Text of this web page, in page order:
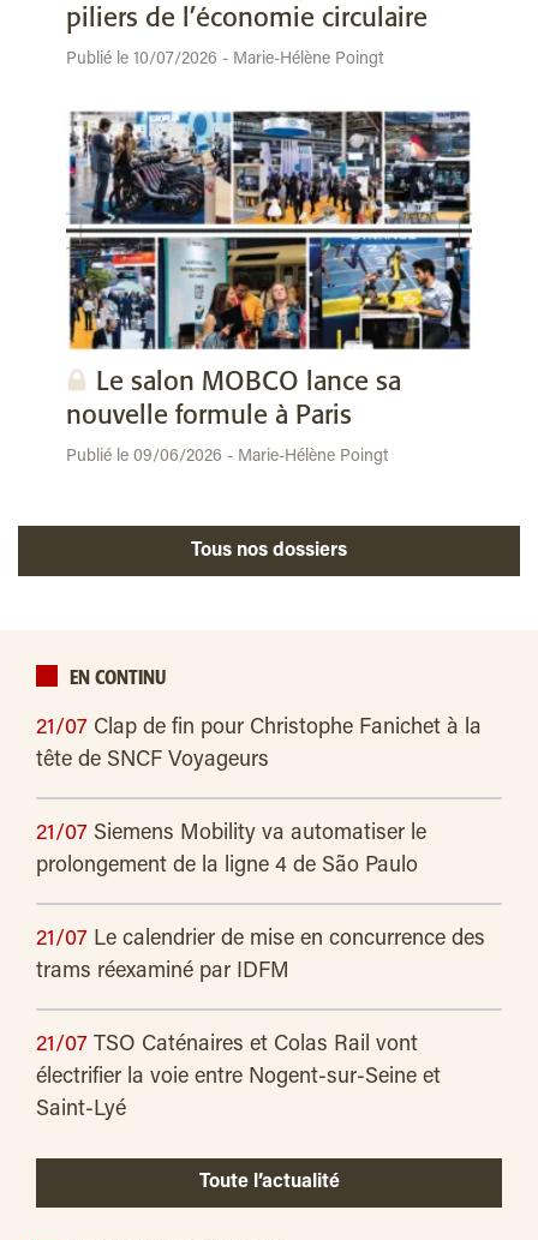
piliers de l’économie circulaire
Publié le 10/07/2026 - Marie-Hélène Poingt
Le salon MOBCO lance sa
nouvelle formule à Paris
Publié le 09/06/2026 - Marie-Hélène Poingt
Tous nos dossiers
EN CONTINU
21/07 Clap de fin pour Christophe Fanichet à la
tête de SNCF Voyageurs
21/07 Siemens Mobility va automatiser le
prolongement de la ligne 4 de São Paulo
21/07 Le calendrier de mise en concurrence des
trams réexaminé par IDFM
21/07 TSO Caténaires et Colas Rail vont
électrifier la voie entre Nogent-sur-Seine et
Saint-Lyé
Toute l’actualité